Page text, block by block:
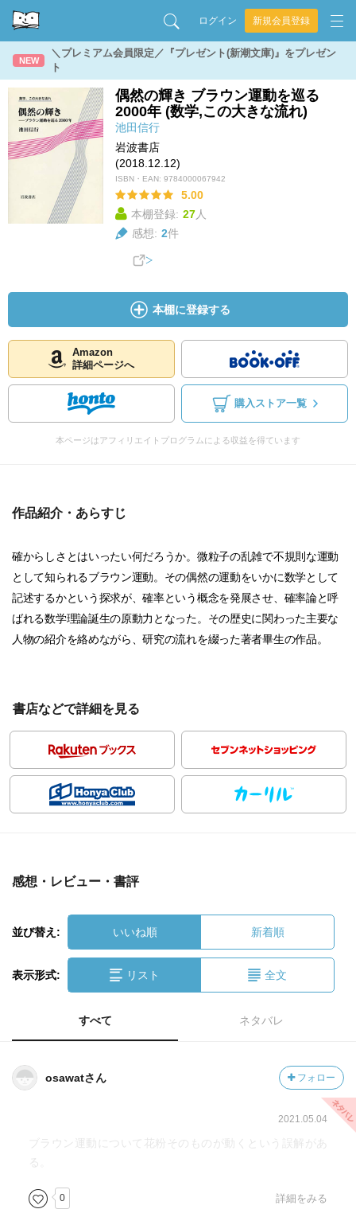
ログイン 新規会員登録
NEW
＼プレミアム会員限定／『プレゼント(新潮文庫)』をプレゼン
ト
偶然の輝き ブラウン運動を巡る
2000年 (数学,この大きな流れ)
池田信行
岩波書店
(2018.12.12)
ISBN・EAN: 9784000067942
5.00
本棚登録: 27人
感想: 2件
本棚に登録する
Amazon
詳細ページへ
購入ストア一覧
本ページはアフィリエイトプログラムによる収益を得ています
作品紹介・あらすじ
確からしさとはいったい何だろうか。微粒子の乱雑で不規則な運動
として知られるブラウン運動。その偶然の運動をいかに数学として
記述するかという探求が、確率という概念を発展させ、確率論と呼
ばれる数学理論誕生の原動力となった。その歴史に関わった主要な
人物の紹介を絡めながら、研究の流れを綴った著者畢生の作品。
書店などで詳細を見る
感想・レビュー・書評
並び替え: いいね順 新着順
表示形式: リスト 全文
すべて ネタバレ
osawatさん フォロー
2021.05.04
ブラウン運動について花粉そのものが動くという誤解があ
る。
0 詳細をみる